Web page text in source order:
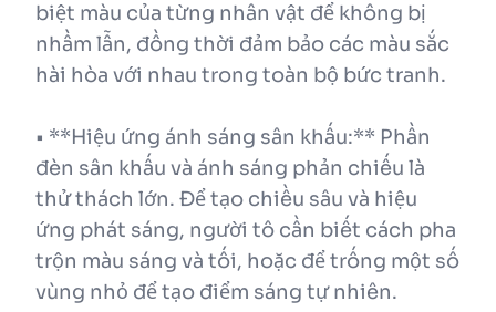
biệt màu của từng nhân vật để không bị
nhầm lẫn, đồng thời đảm bảo các màu sắc
hài hòa với nhau trong toàn bộ bức tranh.
• **Hiệu ứng ánh sáng sân khấu:** Phần
đèn sân khấu và ánh sáng phản chiếu là
thử thách lớn. Để tạo chiều sâu và hiệu
ứng phát sáng, người tô cần biết cách pha
trộn màu sáng và tối, hoặc để trống một số
vùng nhỏ để tạo điểm sáng tự nhiên.